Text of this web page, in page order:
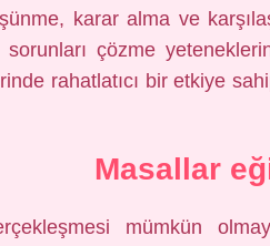
karar alma ve
sorunları çözme
rahatlatıcı bir etkiye
Masallar
mümkün